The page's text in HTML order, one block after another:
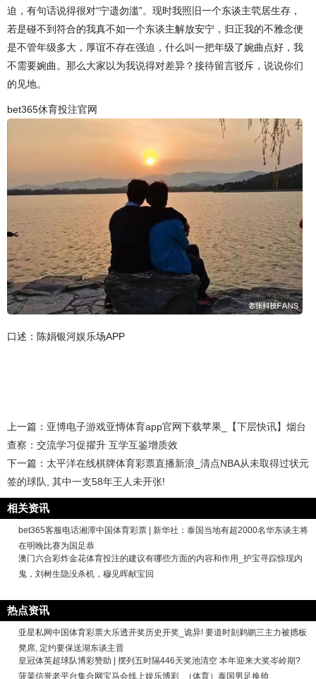
迫，有句话说得很对“宁遗勿滥”。现时我照旧一个东谈主茕居生存，
若是碰不到符合的我真不如一个东谈主解放安宁，归正我的不雅念便
是不管年级多大，厚谊不存在强迫，什么叫一把年级了婉曲点好，我
不需要婉曲。那么大家以为我说得对差异？接待留言驳斥，说说你们
的见地。
bet365休育投注官网
口述：陈娟银河娱乐场APP
上一篇： 亚博电子游戏亚慱体育app官网下载苹果_【下层快讯】烟台
查察：交流学习促擢升 互学互鉴增质效
下一篇： 太平洋在线棋牌体育彩票直播新浪_清点NBA从未取得过状元
签的球队, 其中一支58年王人未开张!
相关资讯
bet365客服电话湘潭中国体育彩票 | 新华社：泰国当地有超2000名华东谈主将
在明晚比赛为国足恭
澳门六合彩炸金花体育投注的建议有哪些方面的内容和作用_护宝寻踪惊现内
鬼，刘树生隐没杀机，穆见晖献宝回
热点资讯
亚星私网中国体育彩票大乐透开奖历史开奖_诡异! 要道时刻鹈鹕三主力被摁板
凳席, 定约要保送湖东谈主晋
皇冠体英超球队博彩赞助 | 摆列五时隔446天奖池清空 本年迎来大奖岑岭期?
菠菜信誉老平台集合网宝马会线上娱乐博彩_（体育）泰国男足换帅